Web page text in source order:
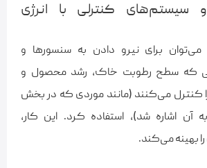
سیستم‌های کنترلی با انرژی
می‌توان برای نیرو دادن به سنسورها و
که سطح رطوبت خاک، رشد محصول و
کنترل می‌کنند (مانند موردی که در بخش
آن اشاره شد)، استفاده کرد. این کار،
بهینه می‌کند.